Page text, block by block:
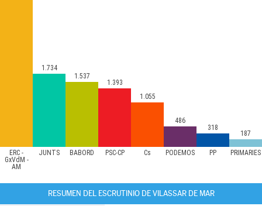
ERC -
GxVdM -
AM
JUNTS BABORD PSC-CP Cs PODEMOS PP PRIMÀRIES
1.734
1.537
1.393
1.055
486
318
187
RESUMEN DEL ESCRUTINIO DE VILASSAR DE MAR